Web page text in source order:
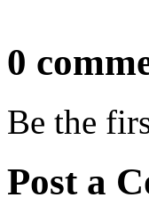
0
Be the
Post a